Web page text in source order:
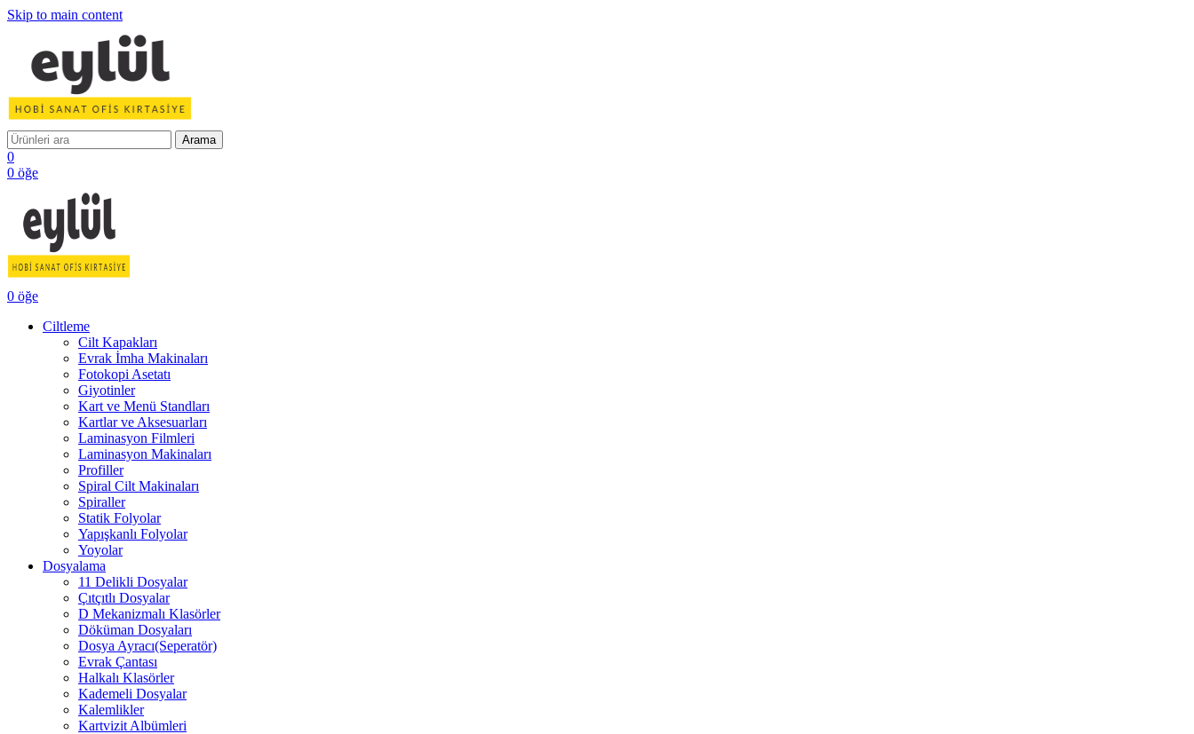
Skip to main content
Arama
0
0 öğe
0 öğe
Ciltleme
Cilt Kapakları
Evrak İmha Makinaları
Fotokopi Asetatı
Giyotinler
Kart ve Menü Standları
Kartlar ve Aksesuarları
Laminasyon Filmleri
Laminasyon Makinaları
Profiller
Spiral Cilt Makinaları
Spiraller
Statik Folyolar
Yapışkanlı Folyolar
Yoyolar
Dosyalama
11 Delikli Dosyalar
Çıtçıtlı Dosyalar
D Mekanizmalı Klasörler
Döküman Dosyaları
Dosya Ayracı(Seperatör)
Evrak Çantası
Halkalı Klasörler
Kademeli Dosyalar
Kalemlikler
Kartvizit Albümleri